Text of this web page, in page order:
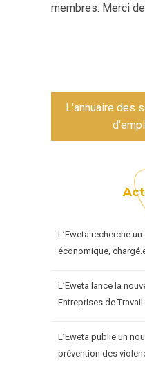
membres. Merci
L'annuaire des
L’Eweta recherche
économique,
L’Eweta lance la
Entreprises de
L’Eweta publie un
prévention des